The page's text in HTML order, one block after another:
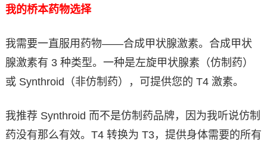
我的桥本药物选择
我需要一直服用药物——合成甲状腺激素。合成甲状
腺激素有 3 种类型。一种是左旋甲状腺素（仿制药）
或 Synthroid（非仿制药），可提供您的 T4 激素。
我推荐 Synthroid 而不是仿制药品牌，因为我听说仿制
药没有那么有效。T4 转换为 T3，提供身体需要的所有